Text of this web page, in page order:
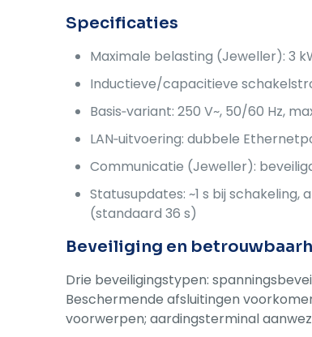
Specificaties
Maximale belasting (Jeweller): 3
Inductieve/capacitieve
Basis‑variant: 250 V~, 50/60 Hz,
LAN‑uitvoering: dubbele
Communicatie (Jeweller):
Statusupdates: ~1 s bij
(standaard 36 s)
Beveiliging en
Drie beveiligingstypen:
Beschermende afsluitingen
voorwerpen; aardingsterminal